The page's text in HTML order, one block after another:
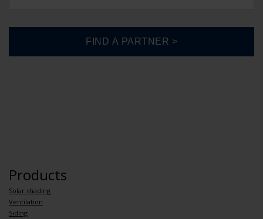
Products
Solar shading
Ventilation
Siding